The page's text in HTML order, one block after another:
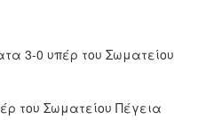
3-0 υπέρ του Σωματείου
του Σωματείου Πέγεια